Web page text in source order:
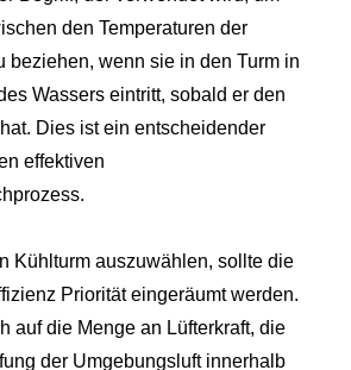
den Temperaturen der
beziehen, wenn sie in den Turm in
Wassers eintritt, sobald er den
Dies ist ein entscheidender
effektiven
Kühlturm auszuwählen, sollte die
Priorität eingeräumt werden.
auf die Menge an Lüfterkraft, die
der Umgebungsluft innerhalb